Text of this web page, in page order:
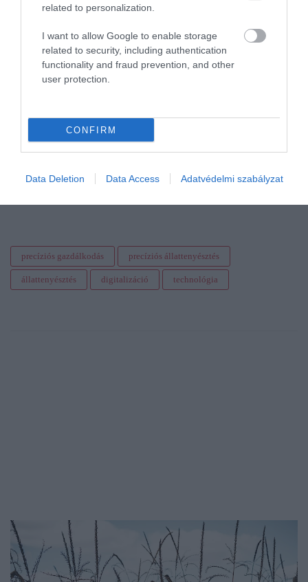
related to personalization.
I want to allow Google to enable storage
related to security, including authentication
functionality and fraud prevention, and other
user protection.
CONFIRM
Data Deletion Data Access Adatvédelmi szabályzat
Tehát a zöld technológiák valódi hozadéka nem a mezőgazdaság
öncélú digitalizációja, hanem a pontosabb, takarékosabb és jobban
irányítható termelés. A valódi kérdés nem az, hogy mennyi új
technológiát lehet bevezetni, hanem az, hogy ezek közül melyik
képes a gyakorlatban is mérhető előnyt teremteni.
Olvasd el ezt is!
Húsmarhatartás, csak precízen
precíziós gazdálkodás precíziós állattenyésztés
állattenyésztés digitalizáció technológia